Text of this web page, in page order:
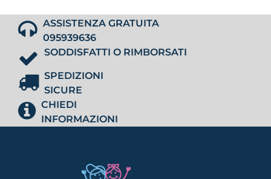
ASSISTENZA GRATUITA
095939636
SODDISFATTI O RIMBORSATI
SPEDIZIONI
SICURE
CHIEDI
INFORMAZIONI